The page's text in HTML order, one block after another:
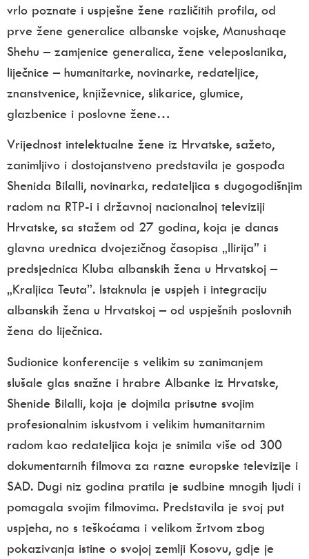
vrlo poznate i uspješne žene različitih profila, od
prve žene generalice albanske vojske, Manushaqe
Shehu – zamjenice generalica, žene veleposlanika,
liječnice – humanitarke, novinarke, redateljice,
znanstvenice, književnice, slikarice, glumice,
glazbenice i poslovne žene…
Vrijednost intelektualne žene iz Hrvatske, sažeto,
zanimljivo i dostojanstveno predstavila je gospođa
Shenida Bilalli, novinarka, redateljica s dugogodišnjim
radom na RTP-i i državnoj nacionalnoj televiziji
Hrvatske, sa stažem od 27 godina, koja je danas
glavna urednica dvojezičnog časopisa „Ilirija” i
predsjednica Kluba albanskih žena u Hrvatskoj –
„Kraljica Teuta”. Istaknula je uspjeh i integraciju
albanskih žena u Hrvatskoj – od uspješnih poslovnih
žena do liječnica.
Sudionice konferencije s velikim su zanimanjem
slušale glas snažne i hrabre Albanke iz Hrvatske,
Shenide Bilalli, koja je dojmila prisutne svojim
profesionalnim iskustvom i velikim humanitarnim
radom kao redateljica koja je snimila više od 300
dokumentarnih filmova za razne europske televizije i
SAD. Dugi niz godina pratila je sudbine mnogih ljudi i
pomagala svojim filmovima. Predstavila je svoj put
uspjeha, no s teškoćama i velikom žrtvom zbog
pokazivanja istine o svojoj zemlji Kosovu, gdje je